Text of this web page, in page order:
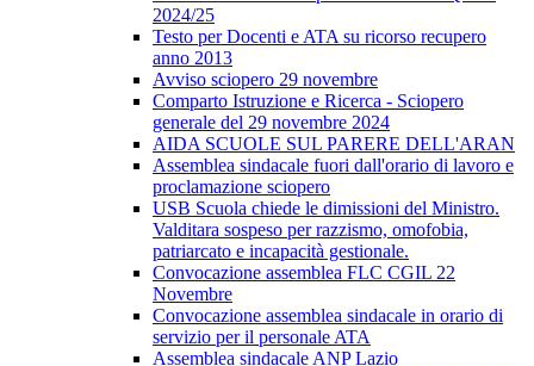
2024/25
Testo per Docenti e ATA su ricorso recupero
anno 2013
Avviso sciopero 29 novembre
Comparto Istruzione e Ricerca - Sciopero
generale del 29 novembre 2024
AIDA SCUOLE SUL PARERE DELL'ARAN
Assemblea sindacale fuori dall'orario di lavoro e
proclamazione sciopero
USB Scuola chiede le dimissioni del Ministro.
Valditara sospeso per razzismo, omofobia,
patriarcato e incapacità gestionale.
Convocazione assemblea FLC CGIL 22
Novembre
Convocazione assemblea sindacale in orario di
servizio per il personale ATA
Assemblea sindacale ANP Lazio